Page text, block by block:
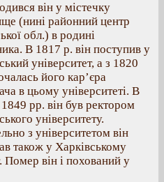
він у містечку
(нині районний центр
обл.) в родині
В 1817 р. він поступив у
університет, а з 1820
його кар’єра
в цьому університеті. В
рр. він був ректором
університету.
з університетом він
також у Харківському
Помер він і похований у